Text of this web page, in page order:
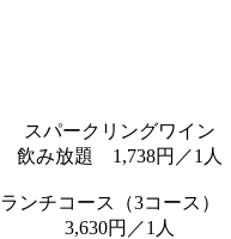
スパークリングワイン
飲み放題 1,738円／1人
ランチコース（3コース）
3,630円／1人